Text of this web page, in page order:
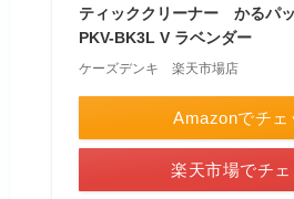
ティッククリーナー かるパ
PKV-BK3L V ラベンダー
ケーズデンキ 楽天市場店
Amazonでチェ
楽天市場でチェ